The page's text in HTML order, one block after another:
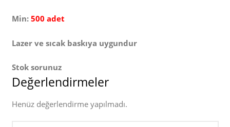
Min: 500 adet
Lazer ve sıcak baskıya uygundur
Stok sorunuz
Değerlendirmeler
Henüz değerlendirme yapılmadı.